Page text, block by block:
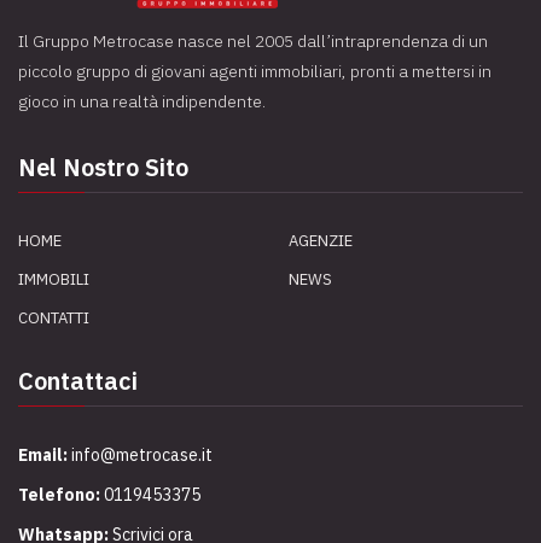
Il Gruppo Metrocase nasce nel 2005 dall’intraprendenza di un
piccolo gruppo di giovani agenti immobiliari, pronti a mettersi in
gioco in una realtà indipendente.
Nel Nostro Sito
HOME
AGENZIE
IMMOBILI
NEWS
CONTATTI
Contattaci
Email:info@metrocase.it
Telefono:0119453375
Whatsapp:Scrivici ora